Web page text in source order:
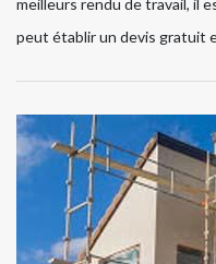
meilleurs rendu de travail, il
peut établir un devis gratuit